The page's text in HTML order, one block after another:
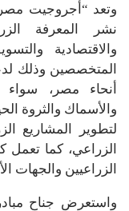
وتعد “أجروجيت
نشر المعرفة
والاقتصادية
المتخصصين وذلك
أنحاء مصر، سواء
والأسماك والثروة
لتطوير المشاريع
الزراعي، كما تعمل
الزراعيين والجهات
واستعرض جناح